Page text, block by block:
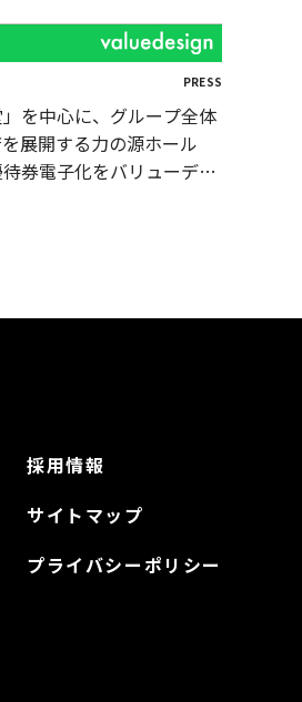
PRESS
を中心に、グループ全体
展開する力の源ホール
券電子化をバリューデザ
採用情報
サイトマップ
プライバシーポリシー